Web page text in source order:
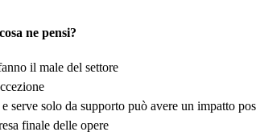
ne pensi?
il male del settore
serve solo da supporto può avere un impatto
finale delle opere